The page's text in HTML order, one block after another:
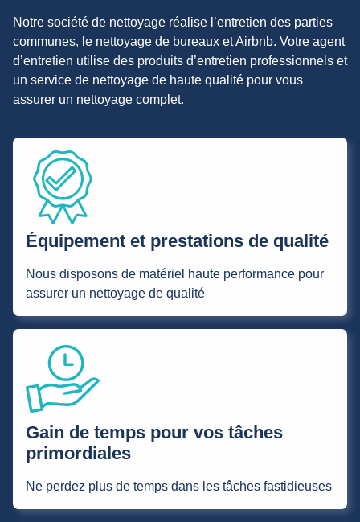
Notre société de nettoyage réalise l’entretien des parties
communes, le nettoyage de bureaux et Airbnb. Votre agent
d’entretien utilise des produits d’entretien professionnels et
un service de nettoyage de haute qualité pour vous
assurer un nettoyage complet.
Équipement et prestations de qualité
Nous disposons de matériel haute performance pour
assurer un nettoyage de qualité
Gain de temps pour vos tâches
primordiales
Ne perdez plus de temps dans les tâches fastidieuses